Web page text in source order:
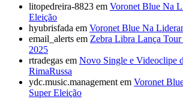
litopedreira-8823 em Voronet Blue Na
Eleição
hyubrisfada em Voronet Blue Na
email_alerts em Zebra Libra Lança
2025
rtradegas em Novo Single e Videoclipe
RimaRussa
ydc.music.management em Voronet
Super Eleição